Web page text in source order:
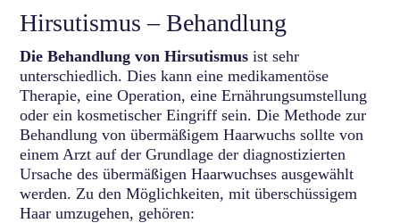
Hirsutismus – Behandlung
Die Behandlung von Hirsutismus ist sehr
unterschiedlich. Dies kann eine medikamentöse
Therapie, eine Operation, eine Ernährungsumstellung
oder ein kosmetischer Eingriff sein. Die Methode zur
Behandlung von übermäßigem Haarwuchs sollte von
einem Arzt auf der Grundlage der diagnostizierten
Ursache des übermäßigen Haarwuchses ausgewählt
werden. Zu den Möglichkeiten, mit überschüssigem
Haar umzugehen, gehören: